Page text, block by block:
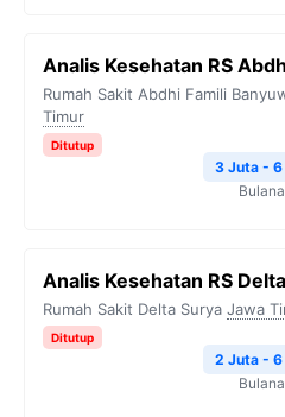
Analis Kesehatan RS
Rumah Sakit Abdhi Famili
Timur
Ditutup
3 Juta -
Analis Kesehatan RS
Rumah Sakit Delta Surya Jawa
Ditutup
2 Juta -